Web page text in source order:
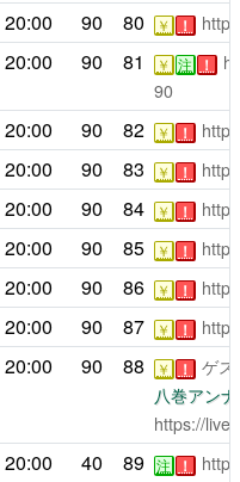
20:00 90 80 ￥ ！
20:00 90 81 ￥ 注 ！
90
20:00 90 82 ￥ ！
20:00 90 83 ￥ ！
20:00 90 84 ￥ ！
20:00 90 85 ￥ ！
20:00 90 86 ￥ ！
20:00 90 87 ￥ ！
20:00 90 88 ￥ ！
ゲス
八巻アンナ
https://
20:00 40 89 注 ！